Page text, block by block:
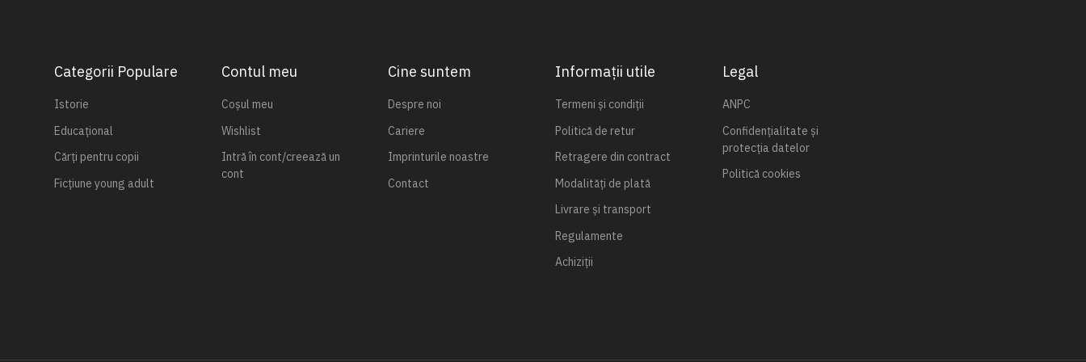
Categorii Populare
Istorie
Educațional
Cărți pentru copii
Ficțiune young adult
Contul meu
Coșul meu
Wishlist
Intră în cont/creează un
cont
Cine suntem
Despre noi
Cariere
Imprinturile noastre
Contact
Informații utile
Termeni și condiții
Politică de retur
Retragere din contract
Modalități de plată
Livrare și transport
Regulamente
Achiziții
Legal
ANPC
Confidențialitate și
protecția datelor
Politică cookies